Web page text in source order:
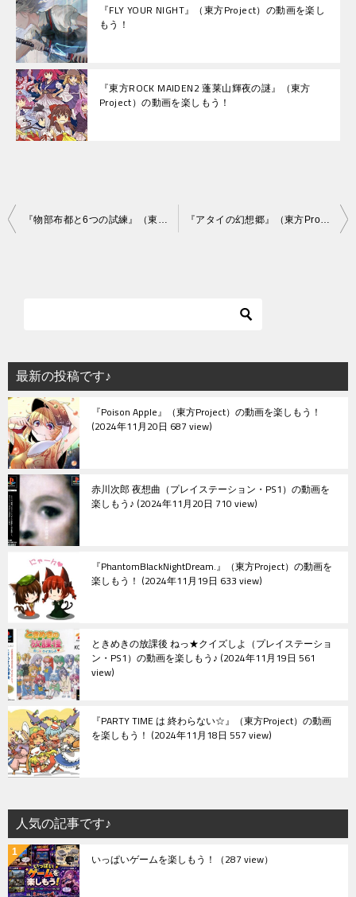
『FLY YOUR NIGHT』（東方Project）の動画を楽し
もう！
『東方ROCK MAIDEN2 蓬莱山輝夜の謎』（東方
Project）の動画を楽しもう！
投
シ
ョ
ン
最新の投稿です♪
『Poison Apple』（東方Project）の動画を楽しもう！
2024年11月20日 687 view
赤川次郎 夜想曲（プレイステーション・PS1）の動画を
楽しもう♪ 2024年11月20日 710 view
『PhantomBlackNightDream.』（東方Project）の動画を
楽しもう！ 2024年11月19日 633 view
ときめきの放課後 ねっ★クイズしよ（プレイステーショ
ン・PS1）の動画を楽しもう♪ 2024年11月19日 561
view
『PARTY TIME は 終わらない☆』（東方Project）の動画
を楽しもう！ 2024年11月18日 557 view
人気の記事です♪
いっぱいゲームを楽しもう！ （287 view）